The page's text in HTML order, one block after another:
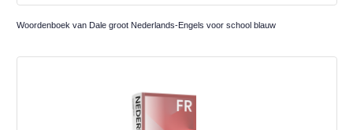
Woordenboek van Dale groot Nederlands-Engels voor school blauw